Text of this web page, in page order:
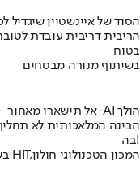
הסוד של איינשטיין שיגדיל
הריבית דריבית עובדת
בטוח
בשיתוף מנורה מבטחים
אל תישארו מאחור – בואו לגלות לאן ה-AI הולך
הבינה המלאכותית לא
בה!
בשיתוף HIT,המכון הטכנולוגי חולון